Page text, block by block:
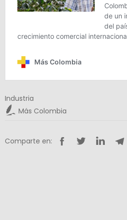
Industria
Más Colombia
Comparte en: